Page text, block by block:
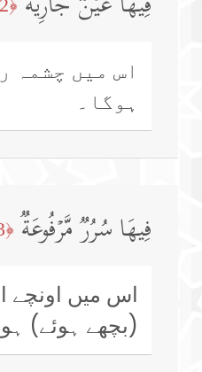
﴿12﴾
اس میں چشمہ
ہوگا۔
فِیهَا سُرُرࣱ مَّرۡفُوعَةࣱ ﴿13﴾
اس میں اونچے
(بچھے ہوئے)